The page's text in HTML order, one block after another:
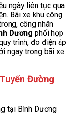
ngày liên tục qua
Bãi xe khu công
công nhân
Dương phối hợp
trình, đo điện áp
ngay trong bãi xe
Đường